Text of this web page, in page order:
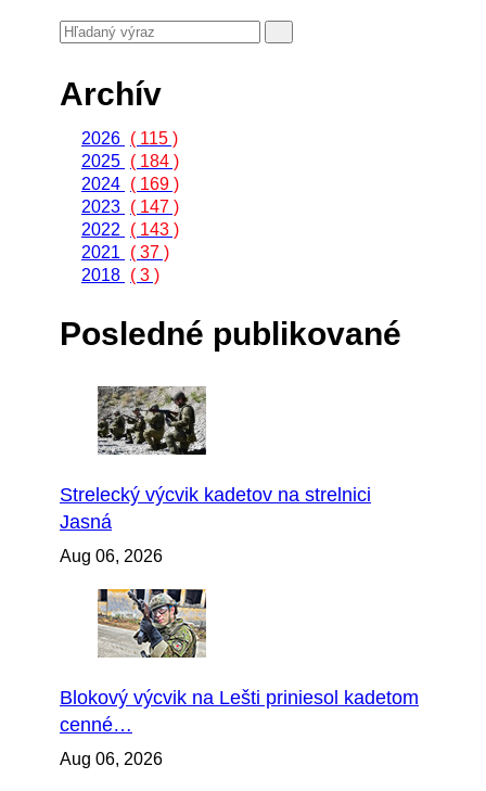
Archív
2026 ( 115 )
2025 ( 184 )
2024 ( 169 )
2023 ( 147 )
2022
( 143 )
2021
( 37 )
2018 ( 3 )
Posledné publikované
Strelecký výcvik kadetov na strelnici
Jasná
Aug 06, 2026
Blokový výcvik na Lešti priniesol kadetom
cenné…
Aug 06, 2026